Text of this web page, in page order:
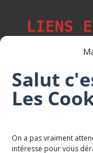
Salut
Les
On a pas vraiment
intéresse pour vous
LIENS
Les p'tits
Trail
Karaté Mont